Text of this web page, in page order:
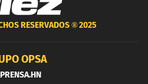
RESERVADOS ®2025
OPSA